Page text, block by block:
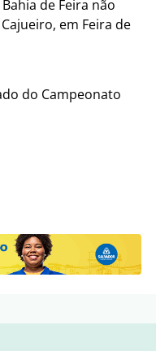
de Feira não
em Feira de
do Campeonato